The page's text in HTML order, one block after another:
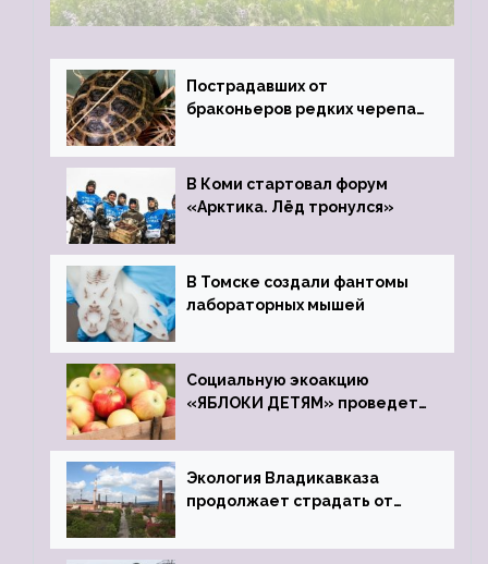
Пострадавших от
браконьеров редких черепах
зоопарк
В Коми стартовал форум
«Арктика. Лёд тронулся»
В Томске создали фантомы
лабораторных мышей
Социальную экоакцию
«ЯБЛОКИ ДЕТЯМ» проведет
Экология Владикавказа
продолжает страдать от